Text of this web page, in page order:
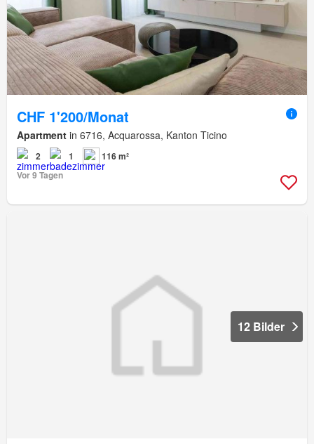
CHF 1'200/Monat
Apartment in 6716, Acquarossa, Kanton Ticino
2 1
116 m²
Vor 9 Tagen
12 Bilder